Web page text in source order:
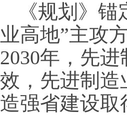
《规划》
业高地”主攻
2030年，先
效，先进制造
造强省建设